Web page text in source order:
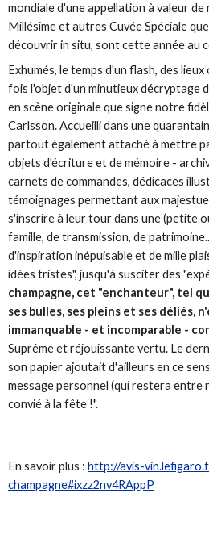
mondiale d'une appellation à valeur de
Millésime et autres Cuvée Spéciale
découvrir in situ, sont cette année au
Exhumés, le temps d'un flash, des
fois l'objet d'un minutieux décryptage
en scène originale que signe notre
Carlsson. Accueilli dans une
partout également attaché à mettre
objets d'écriture et de mémoire -
carnets de commandes, dédicaces
témoignages permettant aux
s'inscrire à leur tour dans une (petite
famille, de transmission, de
d'inspiration inépuisable et de mille
idées tristes", jusqu'à susciter des
champagne, cet "enchanteur", tel
ses bulles, ses pleins et ses déliés,
immanquable - et incomparable -
Suprême et réjouissante vertu. Le
son papier ajoutait d'ailleurs en ce
message personnel (qui restera entre
convié à la fête !".
En savoir plus :http://avis-
champagne#ixzz2nv4RAppP